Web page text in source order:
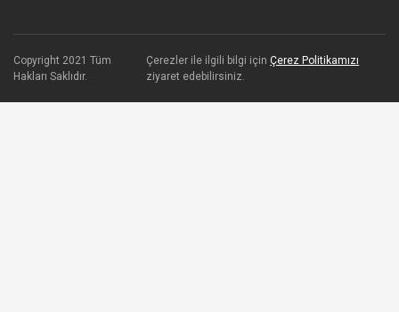
Copyright 2021 Tüm
Hakları Saklıdır.
Çerezler ile ilgili bilgi içinÇerez Politikamızı
ziyaret edebilirsiniz.